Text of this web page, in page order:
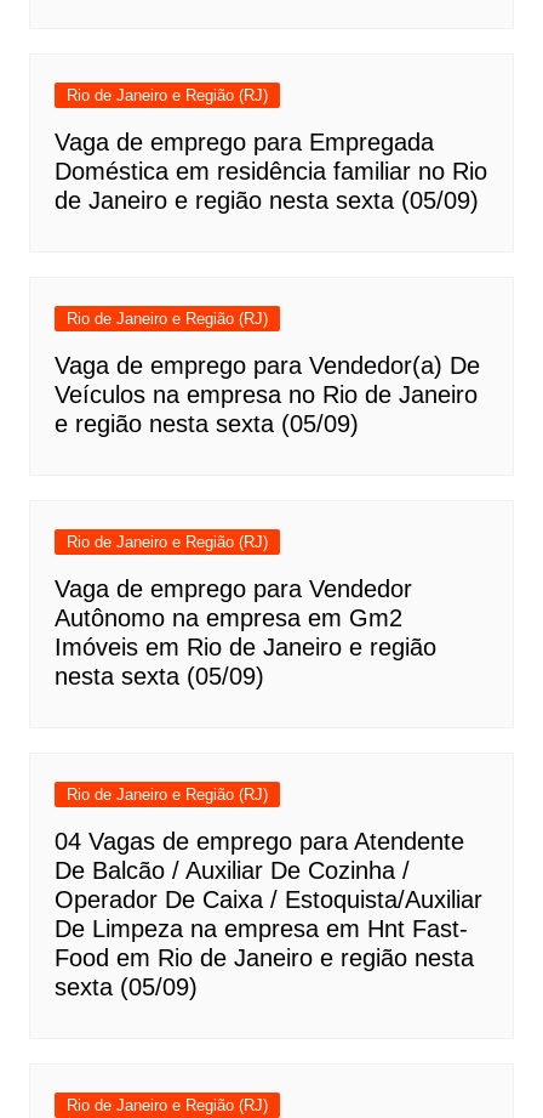
Rio de Janeiro e Região (RJ)
Vaga de emprego para Empregada
Doméstica em residência familiar no Rio
de Janeiro e região nesta sexta (05/09)
Rio de Janeiro e Região (RJ)
Vaga de emprego para Vendedor(a) De
Veículos na empresa no Rio de Janeiro
e região nesta sexta (05/09)
Rio de Janeiro e Região (RJ)
Vaga de emprego para Vendedor
Autônomo na empresa em Gm2
Imóveis em Rio de Janeiro e região
nesta sexta (05/09)
Rio de Janeiro e Região (RJ)
04 Vagas de emprego para Atendente
De Balcão / Auxiliar De Cozinha /
Operador De Caixa / Estoquista/Auxiliar
De Limpeza na empresa em Hnt Fast-
Food em Rio de Janeiro e região nesta
sexta (05/09)
Rio de Janeiro e Região (RJ)